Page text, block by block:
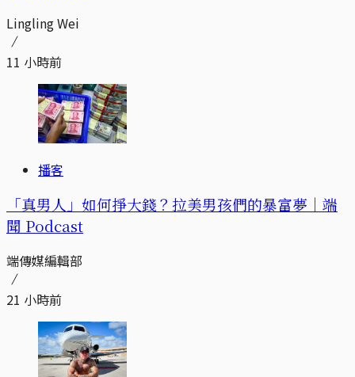
Lingling Wei
11 小時前
播客
「真男人」如何掙大錢？拉美男孩們的暴富夢｜端
聞 Podcast
端傳媒編輯部
21 小時前